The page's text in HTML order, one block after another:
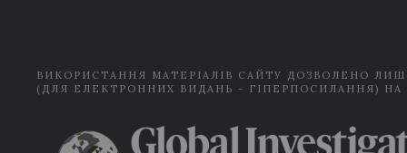
ВИКОРИСТАННЯ МАТЕРІАЛІВ САЙТУ ДОЗВОЛЕНО
(ДЛЯ ЕЛЕКТРОННИХ ВИДАНЬ - ГІПЕРПОСИЛАННЯ) НА